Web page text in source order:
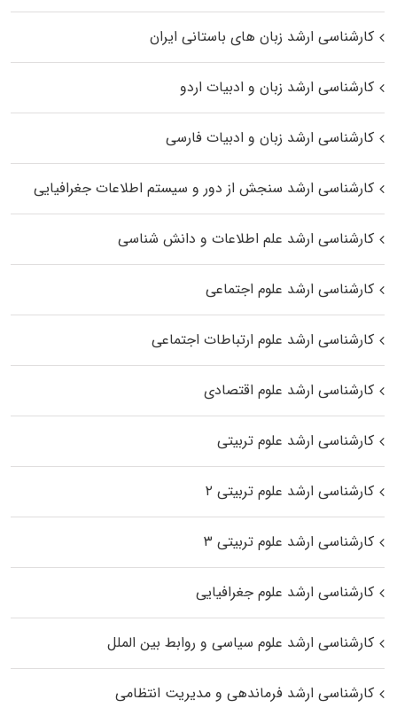
کارشناسی ارشد زبان‌ های باستانی ایران
کارشناسی ارشد زبان و ادبیات اردو
کارشناسی ارشد زبان و ادبیات فارسی
کارشناسی ارشد سنجش از دور و سیستم اطلاعات جغرافیایی
کارشناسی ارشد علم اطلاعات و دانش شناسی
کارشناسی ارشد علوم اجتماعی
کارشناسی ارشد علوم ارتباطات اجتماعی
کارشناسی ارشد علوم اقتصادی
کارشناسی ارشد علوم تربیتی
کارشناسی ارشد علوم تربیتی ۲
کارشناسی ارشد علوم تربیتی ۳
کارشناسی ارشد علوم جغرافیایی
کارشناسی ارشد علوم سیاسی و روابط بین الملل
کارشناسی ارشد فرماندهی و مدیریت انتظامی